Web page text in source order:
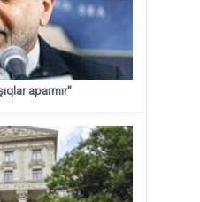
aparmır"